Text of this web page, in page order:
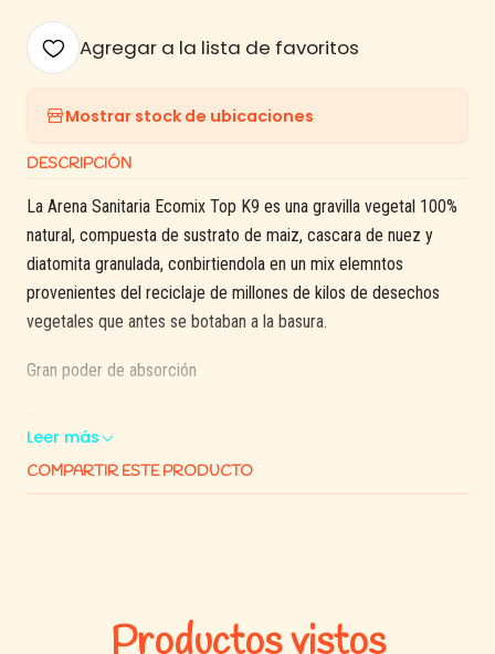
Agregar a la lista de favoritos
Mostrar stock de ubicaciones
DESCRIPCIÓN
La Arena Sanitaria Ecomix Top K9 es una gravilla vegetal 100%
natural, compuesta de sustrato de maiz, cascara de nuez y
diatomita granulada, conbirtiendola en un mix elemntos
provenientes del reciclaje de millones de kilos de desechos
vegetales que antes se botaban a la basura.
Gran poder de absorción
Producto de sus grandes atributos biodegradables y naturales
Formatos disponibles: 2kg
Leer más
COMPARTIR ESTE PRODUCTO
Productos vistos